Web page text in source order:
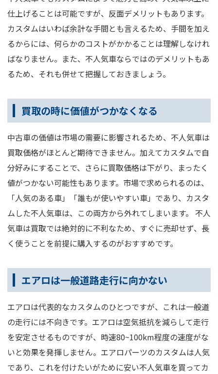
仕上げることは可能ですが、反面デメリットもあります。
カスタムはいわば余計な手間とも言えるため、手間を加え
るからには、何らかのコストがかかることは理解しなけれ
ばなりません。また、不人気車ならではのデメリットもあ
るため、それも併せて把握しておきましょう。
買取の時に価値がつかなくなる
中古車の価値は市場の需要に影響されるため、不人気車は
買取価格がほとんど期待できません。加えてカスタムで自
分好みにすることで、さらに買取価格は下がり、まったく
値がつかない可能性もあります。市場で求められるのは、
「人気のある車」「誰もが使いやすい車」であり、カスタ
ムした不人気車は、この両方から外れてしまいます。 不人
気車は買取では絶対的に不利なため、すぐに売却せず、長
く使うことを前提に購入するのがおすすめです。
エアロは一般道路走行に向かない
エアロは代表的なカスタムのひとつですが、これは一般道
の走行には不向きです。エアロは空気抵抗を減らして走行
を安定させるものですが、時速80~100km程度の速度がな
いと効果を発揮しません。エアロパーツのカスタムは人気
であり、これを付けたいがために安い不人気車を買ってカ